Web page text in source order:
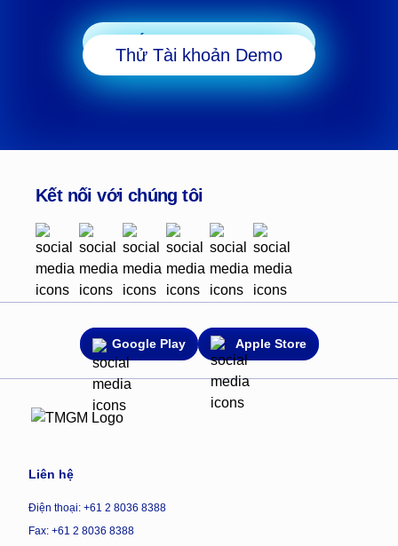
Thử Tài khoản Demo
Kết nối với chúng tôi
Google Play Apple Store
Liên hệ
Điện thoại: +61 2 8036 8388
Fax: +61 2 8036 8388